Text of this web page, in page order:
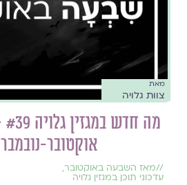
מאת
צוות גלויה
אוקטובר-נובמבר 2023
//מאז השבעה באוקטובר,
עדכוני תוכן במגזין גלויה